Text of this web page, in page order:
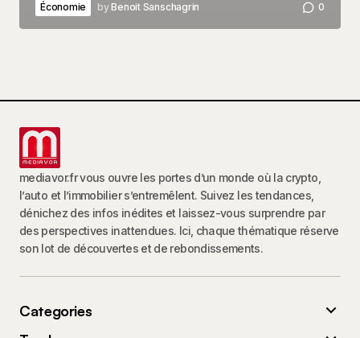
Économie byBenoit Sanschagrin 0
mediavor.fr vous ouvre les portes d’un monde où la crypto,
l’auto et l’immobilier s’entremêlent. Suivez les tendances,
dénichez des infos inédites et laissez-vous surprendre par
des perspectives inattendues. Ici, chaque thématique réserve
son lot de découvertes et de rebondissements.
Categories